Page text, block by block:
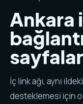
Ankara
İç link ağı, aynı
desteklemesi için